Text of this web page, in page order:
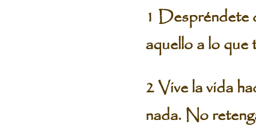
1 Despréndete
aquello a lo
2 Vive la vida
nada. No